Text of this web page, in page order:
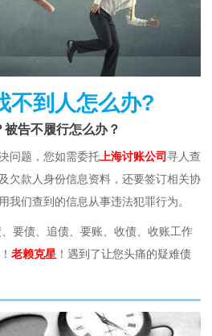
不到人怎么办?
告不履行怎么办？
问题，您如需委托上海讨账公司寻人查
欠款人身份信息资料，还要签订相关协
我们查到的信息从事违法犯罪行为。
要债、追债、要账、收债、收账工作
老赖克星 ！遇到了让您头痛的疑难债